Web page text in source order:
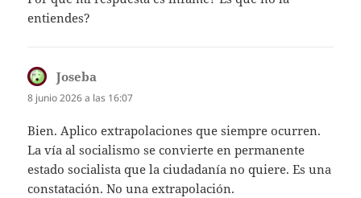
entiendes?
Joseba
8 junio 2026 a las 16:07
Bien. Aplico extrapolaciones que siempre ocurren.
La vía al socialismo se convierte en permanente
estado socialista que la ciudadanía no quiere. Es una
constatación. No una extrapolación.